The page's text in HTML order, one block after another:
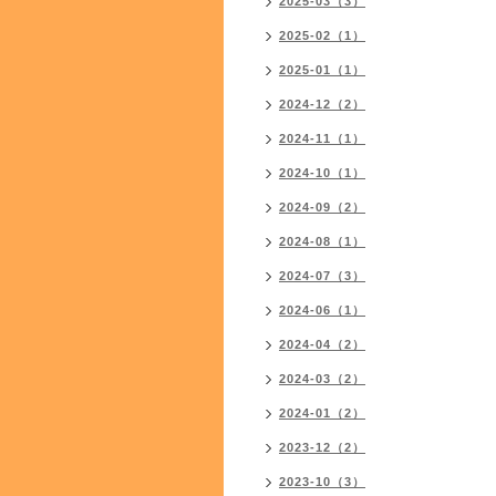
2025-02（1）
2025-01（1）
2024-12（2）
2024-11（1）
2024-10（1）
2024-09（2）
2024-08（1）
2024-07（3）
2024-06（1）
2024-04（2）
2024-03（2）
2024-01（2）
2023-12（2）
2023-10（3）